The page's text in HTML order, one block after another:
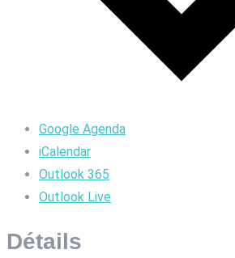
Google Agenda
iCalendar
Outlook 365
Outlook Live
Détails